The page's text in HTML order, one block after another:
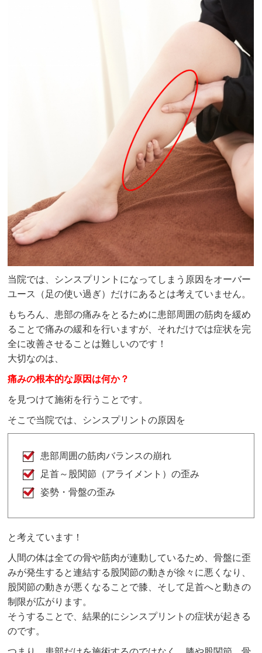
当院では、シンスプリントになってしまう原因をオーバー
ユース（足の使い過ぎ）だけにあるとは考えていません。
もちろん、患部の痛みをとるために患部周囲の筋肉を緩め
ることで痛みの緩和を行いますが、それだけでは症状を完
全に改善させることは難しいのです！
大切なのは、
痛みの根本的な原因は何か？
を見つけて施術を行うことです。
そこで当院では、シンスプリントの原因を
患部周囲の筋肉バランスの崩れ
足首～股関節（アライメント）の歪み
姿勢・骨盤の歪み
と考えています！
人間の体は全ての骨や筋肉が連動しているため、骨盤に歪
みが発生すると連結する股関節の動きが徐々に悪くなり、
股関節の動きが悪くなることで膝、そして足首へと動きの
制限が広がります。
そうすることで、結果的にシンスプリントの症状が起きる
のです。